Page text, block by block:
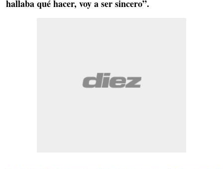
hallaba qué hacer, voy a ser sincero”.